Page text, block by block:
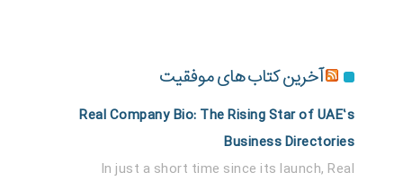
آخرین کتاب های موفقیت
Real Company Bio: The Rising Star of UAE’s
Business Directories
In just a short time since its launch, Real